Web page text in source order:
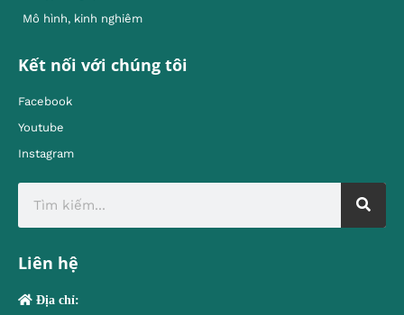
Mô hình, kinh nghiêm
Kết nối với chúng tôi
Facebook
Youtube
Instagram
Liên hệ
Địa chỉ: